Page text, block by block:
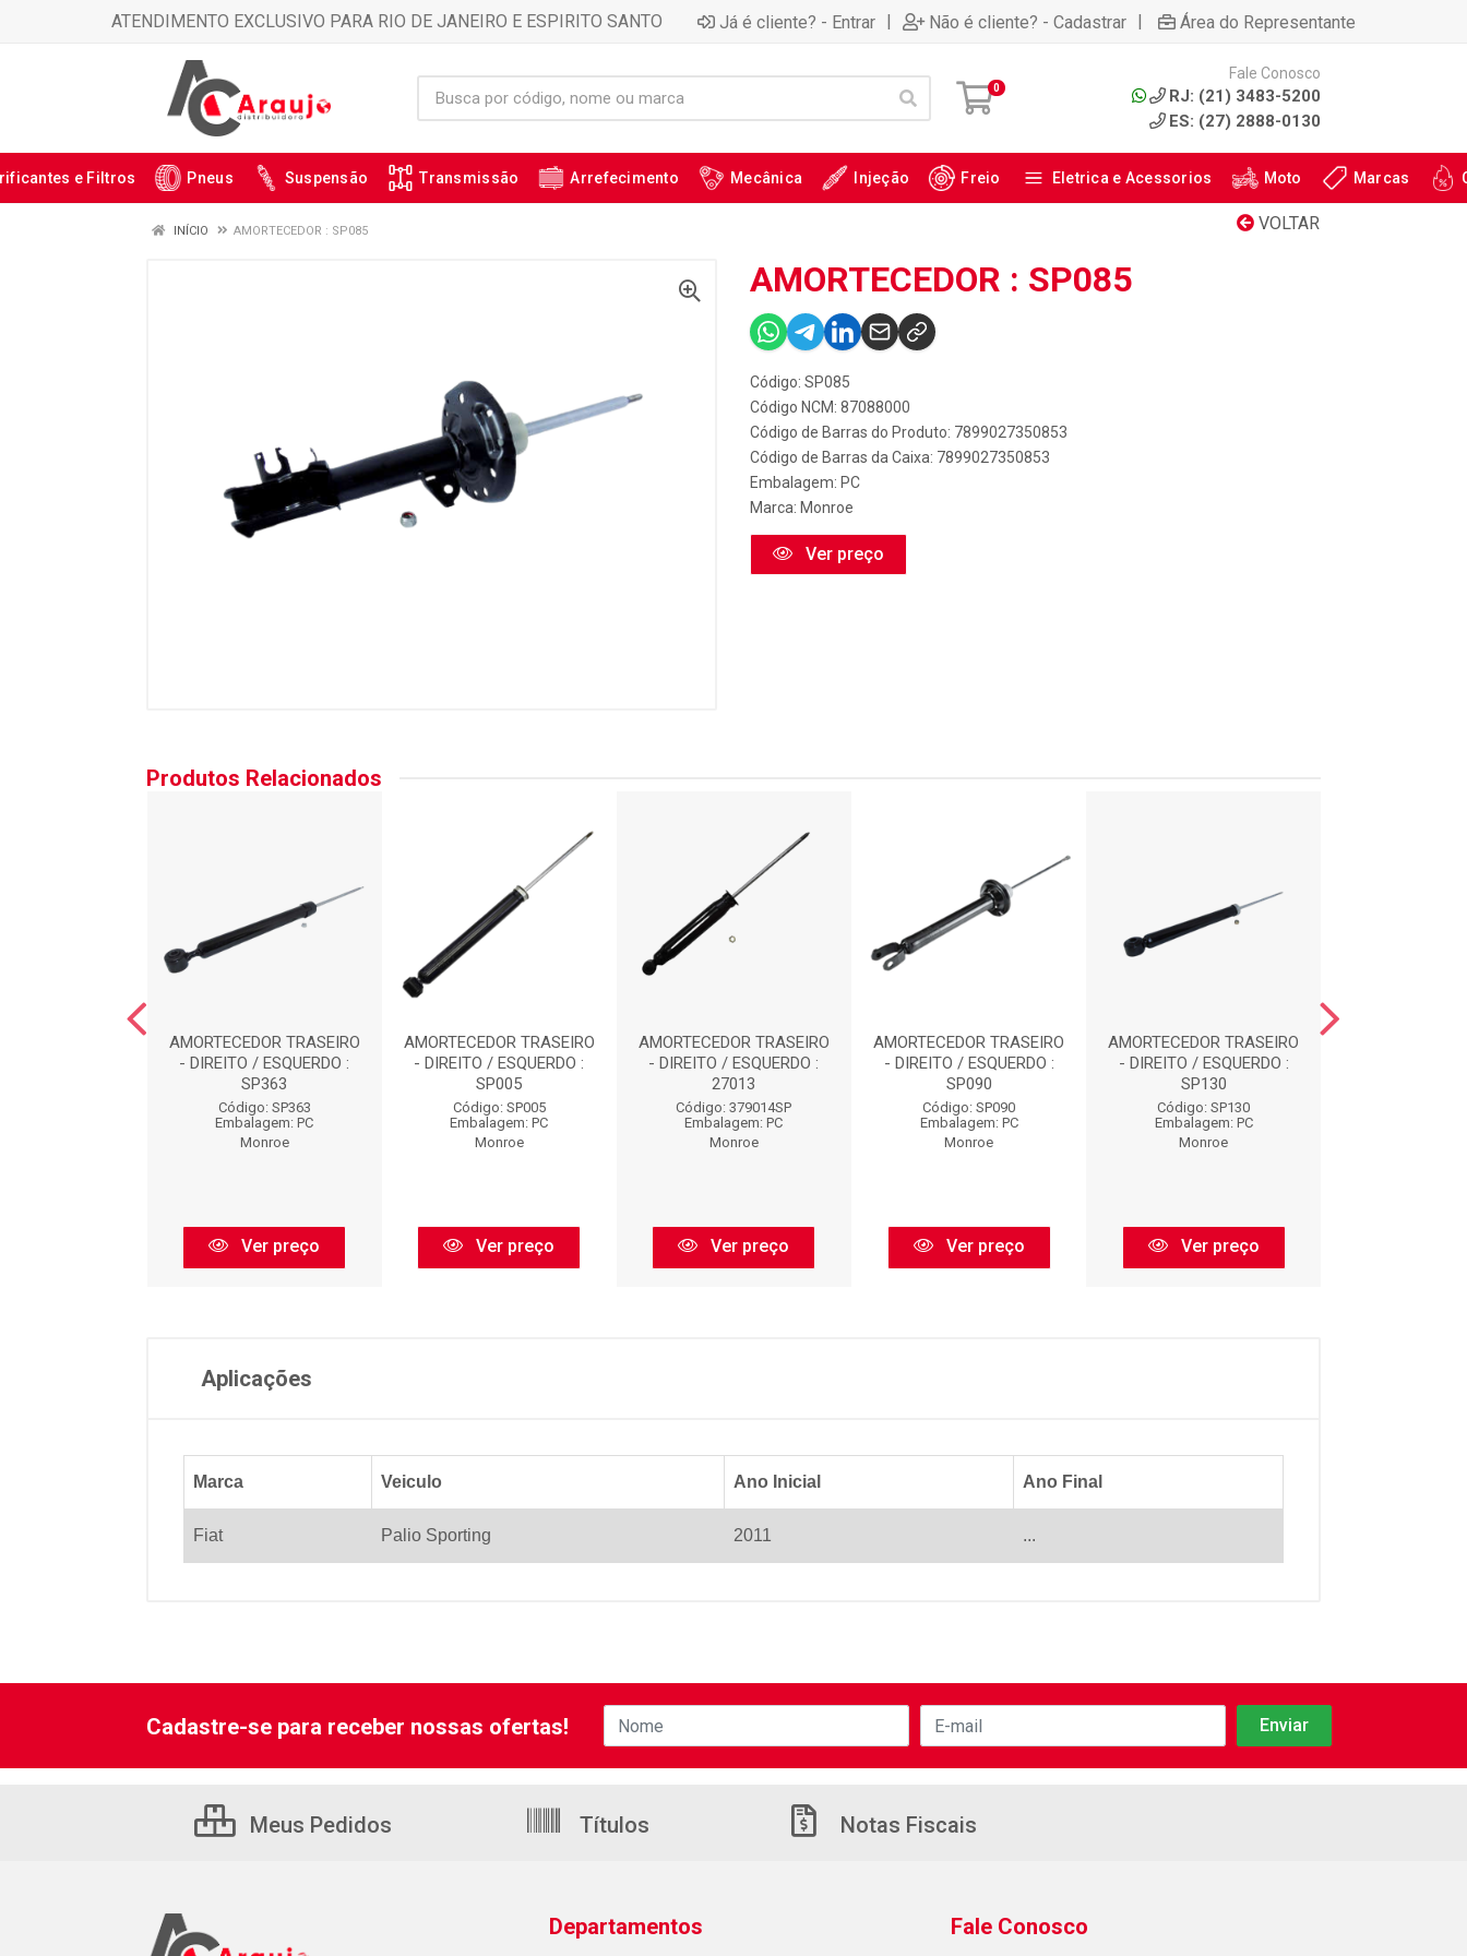
ATENDIMENTO EXCLUSIVO PARA RIO DE JANEIRO E ESPIRITO SANTO Já é cliente? - Entrar | Não é cliente? - Cadastrar | Área do Representante
0
Fale Conosco
RJ: (21) 3483-5200
ES: (27) 2888-0130
e Filtros Pneus Suspensão Transmissão Arrefecimento Mecânica Injeção Freio Eletrica e Acessorios Moto Marcas
VOLTAR
INÍCIO AMORTECEDOR : SP085
AMORTECEDOR : SP085
Código: SP085
Código NCM: 87088000
Código de Barras do Produto: 7899027350853
Código de Barras da Caixa: 7899027350853
Embalagem: PC
Marca: Monroe
Ver preço
Produtos Relacionados
AMORTECEDOR TRASEIRO
- DIREITO / ESQUERDO :
SP363
Código: SP363
Embalagem: PC
Monroe
Ver preço
AMORTECEDOR TRASEIRO
- DIREITO / ESQUERDO :
SP005
Código: SP005
Embalagem: PC
Monroe
Ver preço
AMORTECEDOR TRASEIRO
- DIREITO / ESQUERDO :
27013
Código: 379014SP
Embalagem: PC
Monroe
Ver preço
AMORTECEDOR TRASEIRO
- DIREITO / ESQUERDO :
SP090
Código: SP090
Embalagem: PC
Monroe
Ver preço
AMORTECEDOR TRASEIRO
- DIREITO / ESQUERDO :
SP130
Código: SP130
Embalagem: PC
Monroe
Ver preço
Aplicações
Marca Veiculo Ano Inicial Ano Final
Fiat Palio Sporting 2011 ...
Cadastre-se para receber nossas ofertas!
Meus Pedidos Títulos Notas Fiscais
Departamentos Fale Conosco